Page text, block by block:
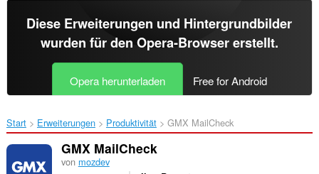
Diese Erweiterungen und Hintergrundbilder
wurden für den Opera-Browsererstellt.
Opera herunterladen Free for Android
Start Erweiterungen Produktivität GMX MailCheck‎
GMX MailCheck
von mozdev